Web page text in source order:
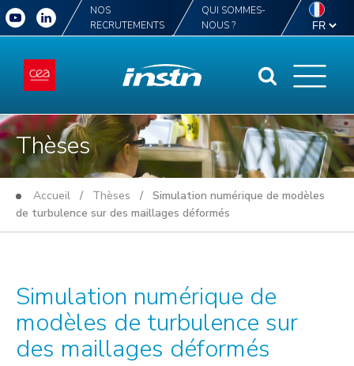
NOS
RECRUTEMENTS
QUI SOMMES-
NOUS ?
Thèses
Accueil / Thèses / Simulation numérique de modèles
de turbulence sur des maillages déformés
Simulation numérique de
modèles de turbulence sur
des maillages déformés